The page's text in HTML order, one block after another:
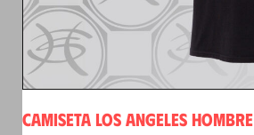
CAMISETA LOS ANGELES HOMBRE